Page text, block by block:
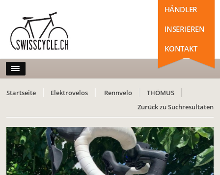
HÄNDLER
INSERIEREN
KONTAKT
Startseite Elektrovelos Rennvelo
THÖMUS
Zurück zu Suchresultaten